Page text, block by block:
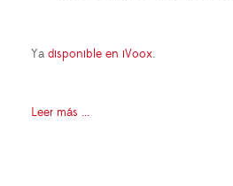
Ya disponible en iVoox.
Leer más ...